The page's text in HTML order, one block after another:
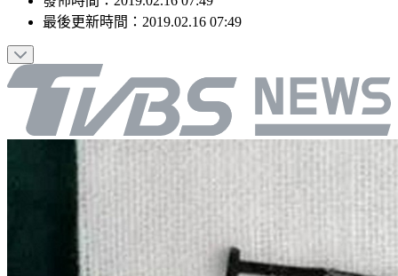
最後更新時間： 2019.02.16 07:49